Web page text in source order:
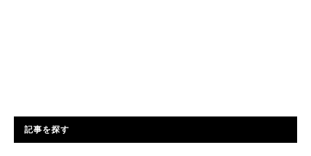
記事を探す